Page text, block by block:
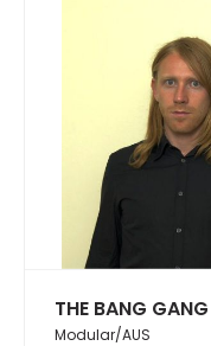
THE BANG
Modular/AUS